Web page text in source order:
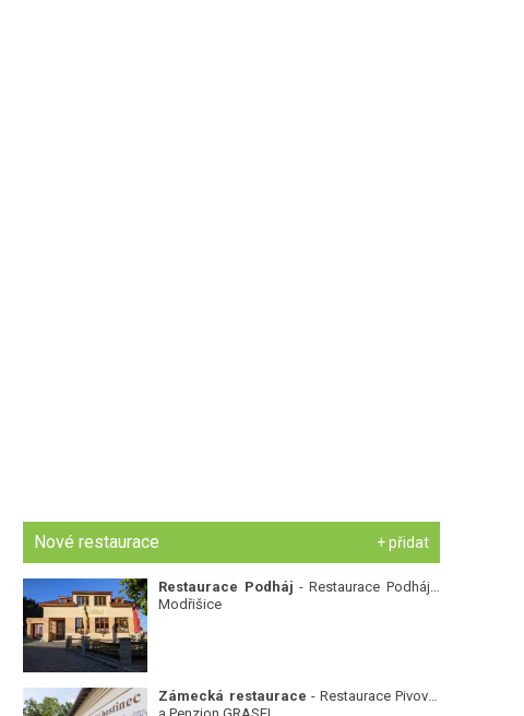
Nové restaurace + přidat
Restaurace Podháj - Restaurace Podháj -
Modřišice
Zámecká restaurace - Restaurace Pivovar